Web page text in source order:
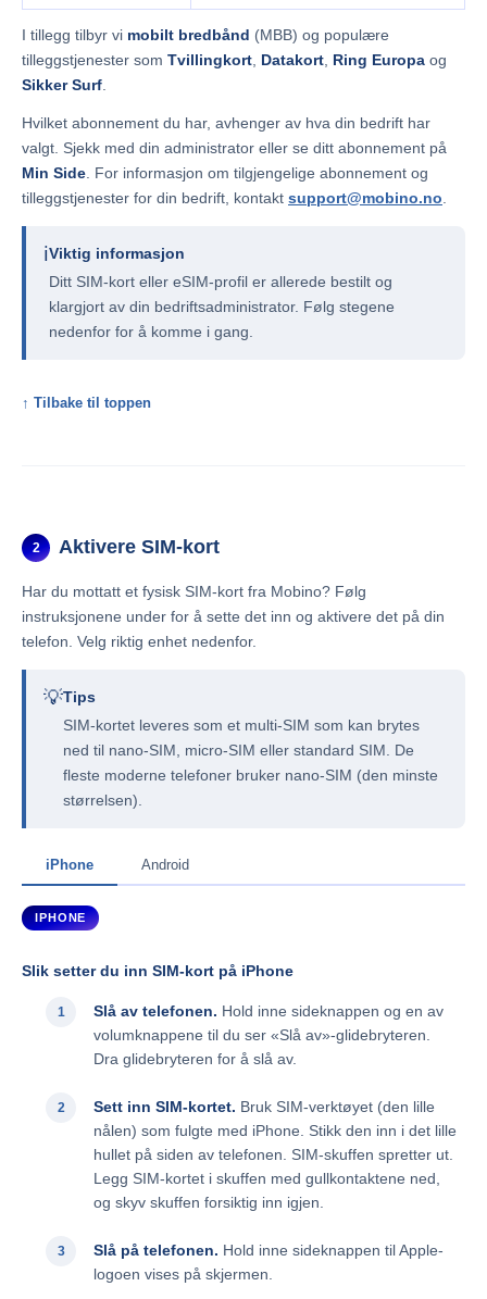
I tillegg tilbyr vi mobilt bredbånd (MBB) og populære
tilleggstjenester som Tvillingkort Datakort Ring Europa og
Sikker Surf
Hvilket abonnement du har, avhenger av hva din bedrift har
valgt. Sjekk med din administrator eller se ditt abonnement på
Min Side . For informasjon om tilgjengelige abonnement og
tilleggstjenester for din bedrift, kontakt support@mobino.no
ℹ️Viktig informasjon
Ditt SIM-kort eller eSIM-profil er allerede bestilt og
klargjort av din bedriftsadministrator. Følg stegene
nedenfor for å komme i gang.
↑ Tilbake til toppen
2 Aktivere SIM-kort
Har du mottatt et fysisk SIM-kort fra Mobino? Følg
instruksjonene under for å sette det inn og aktivere det på din
telefon. Velg riktig enhet nedenfor.
💡Tips
SIM-kortet leveres som et multi-SIM som kan brytes
ned til nano-SIM, micro-SIM eller standard SIM. De
fleste moderne telefoner bruker nano-SIM (den minste
størrelsen).
iPhone Android
IPHONE
Slik setter du inn SIM-kort på iPhone
Slå av telefonen. Hold inne sideknappen og en av
volumknappene til du ser «Slå av»-glidebryteren.
Dra glidebryteren for å slå av.
Sett inn SIM-kortet. Bruk SIM-verktøyet (den lille
nålen) som fulgte med iPhone. Stikk den inn i det lille
hullet på siden av telefonen. SIM-skuffen spretter ut.
Legg SIM-kortet i skuffen med gullkontaktene ned,
og skyv skuffen forsiktig inn igjen.
Slå på telefonen. Hold inne sideknappen til Apple-
logoen vises på skjermen.